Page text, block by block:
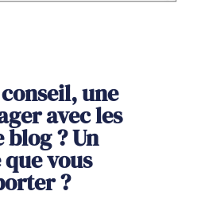
une
avec les
? Un
vous
?